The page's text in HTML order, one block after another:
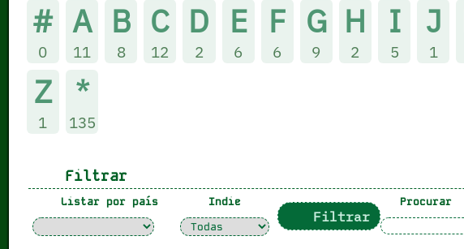
#
0
A
11
B
8
C
12
D
2
E
6
F
6
G
9
H
2
I
5
J
1
Z
1
*
135
Filtrar
Listar por país Indie
Filtrar
Procurar